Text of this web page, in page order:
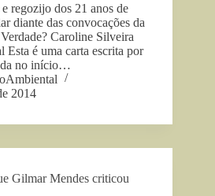
regozijo dos 21 anos de
diante das convocações da
Caroline Silveira
Esta é uma carta escrita por
no início…
2014
Gilmar Mendes criticou